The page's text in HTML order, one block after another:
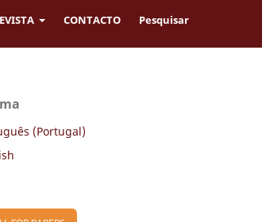
CONTACTO Pesquisar
(Portugal)